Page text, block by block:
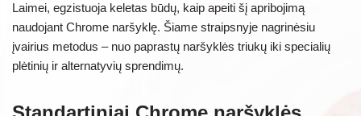
Laimei, egzistuoja keletas būdų, kaip apeiti šį apribojimą
naudojant Chrome naršyklę. Šiame straipsnyje nagrinėsiu
įvairius metodus – nuo paprastų naršyklės triukų iki specialių
plėtinių ir alternatyvių sprendimų.